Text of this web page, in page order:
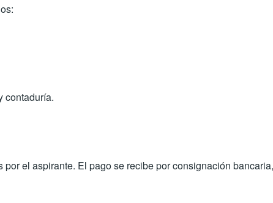
contaduría.
el aspirante. El pago se recibe por consignación